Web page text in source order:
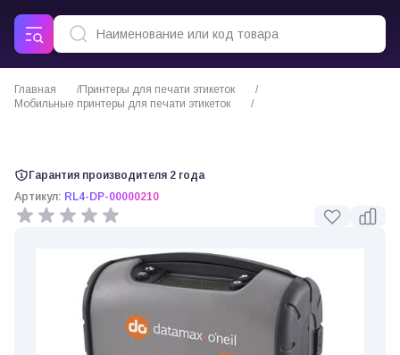
Главная
Принтеры для печати этикеток
Мобильные принтеры для печати этикеток
Гарантия производителя 2 года
Артикул: RL4-DP-00000210